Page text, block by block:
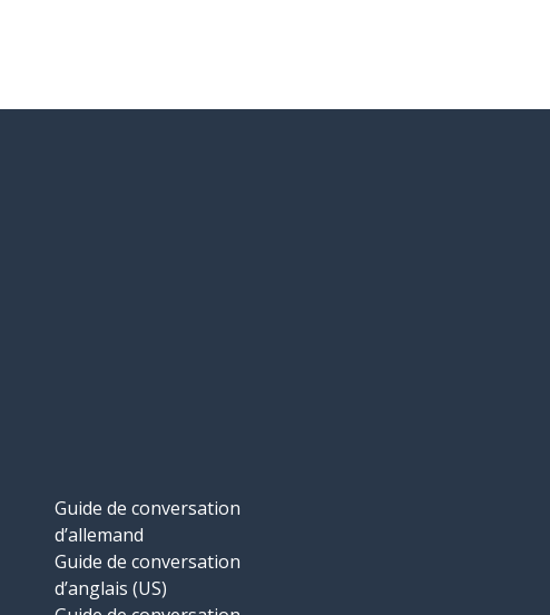
Guide de conversation
d’allemand
Guide de conversation
d’anglais (US)